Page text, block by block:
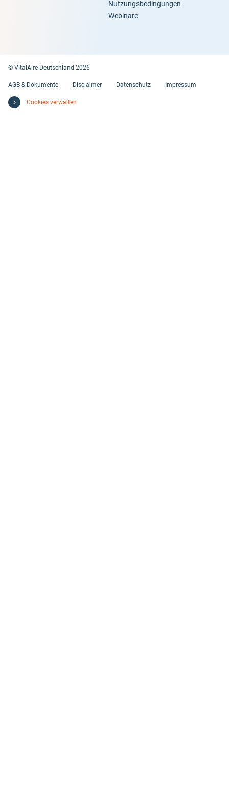
Nutzungsbedingungen
Webinare
© VitalAire Deutschland 2026
AGB & Dokumente Disclaimer Datenschutz Impressum
Cookies verwalten